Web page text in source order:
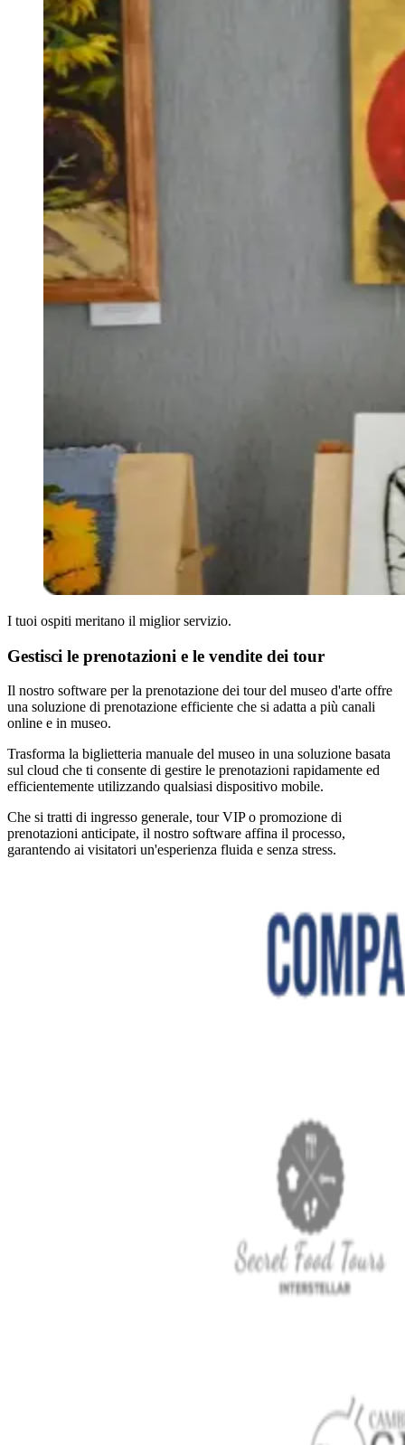
I tuoi ospiti meritano il miglior servizio.
Gestisci le prenotazioni e le vendite dei tour
Il nostro software per la prenotazione dei tour del museo d'arte offre
una soluzione di prenotazione efficiente che si adatta a più canali
online e in museo.
Trasforma la biglietteria manuale del museo in una soluzione basata
sul cloud che ti consente di gestire le prenotazioni rapidamente ed
efficientemente utilizzando qualsiasi dispositivo mobile.
Che si tratti di ingresso generale, tour VIP o promozione di
prenotazioni anticipate, il nostro software affina il processo,
garantendo ai visitatori un'esperienza fluida e senza stress.